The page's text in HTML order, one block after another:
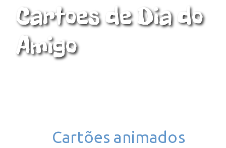
Cartoes de Dia do
Amigo
Cartões animados